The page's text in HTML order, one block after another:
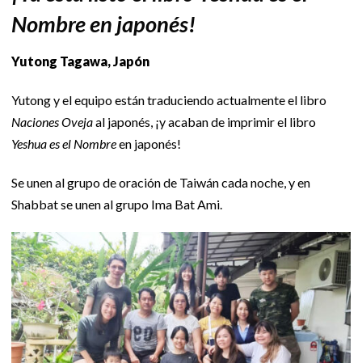
Nombre en japonés!
Yutong Tagawa, Japón
Yutong y el equipo están traduciendo actualmente el libro
Naciones Ovejaal japonés, ¡y acaban de imprimir el libro
Yeshua es el Nombreen japonés!
Se unen al grupo de oración de Taiwán cada noche, y en
Shabbat se unen al grupo Ima Bat Ami.